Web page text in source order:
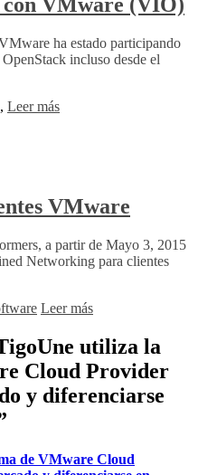
ha estado participando
incluso desde el
, Leer más
VMware
a partir de Mayo 3, 2015
Networking para clientes
Leer más
utiliza la
Cloud Provider
y diferenciarse
de VMware Cloud